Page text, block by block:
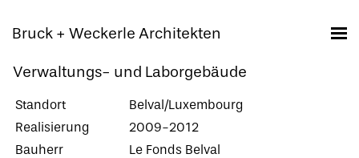
Bruck + Weckerle Architekten
Verwaltungs- und Laborgebäude
Standort
Belval/Luxembourg
Realisierung
2009-2012
Bauherr
Le Fonds Belval